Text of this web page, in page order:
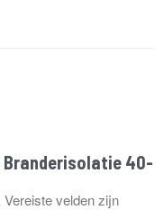
Branderisolatie 40-
Vereiste velden zijn